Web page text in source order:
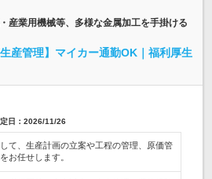
産業用機械等、多様な金属加工を手掛ける
産管理】マイカー通勤OK｜福利厚生
日：2026/11/26
て、生産計画の立案や工程の管理、原価管
お任せします。